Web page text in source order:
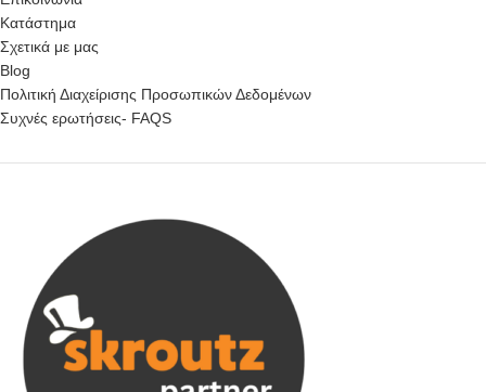
Κατάστημα
Σχετικά με μας
Blog
Πολιτική Διαχείρισης Προσωπικών Δεδομένων
Συχνές ερωτήσεις- FAQS